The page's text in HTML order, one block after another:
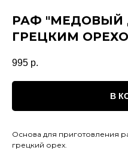
РАФ "МЕДОВЫЙ
ГРЕЦКИМ
995 р.
В
Основа для приготовления
грецкий орех.